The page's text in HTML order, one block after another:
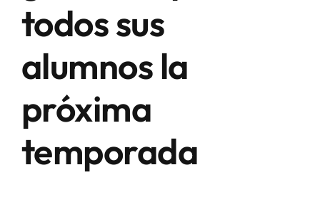
todos sus
alumnos la
próxima
temporada